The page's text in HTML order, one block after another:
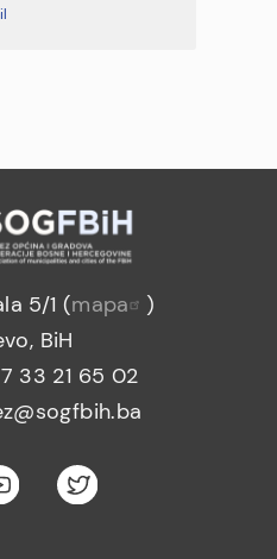
5/1 (mapa
)
BiH
33 21 65 02